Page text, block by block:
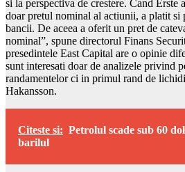
si la perspectiva de crestere. Cand
doar pretul nominal al actiunii, a platit si
bancii. De aceea a oferit un pret de
nominal”, spune directorul Finans
presedintele East Capital are o opinie
sunt interesati doar de analizele privind
randamentelor ci in primul rand de
Hakansson.
Citeste si: Petrolul scade sub 60
barilul